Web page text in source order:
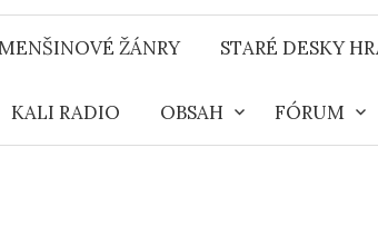
ŽÁNRY STARÉ DESKY
KALI RADIO OBSAH FÓRUM